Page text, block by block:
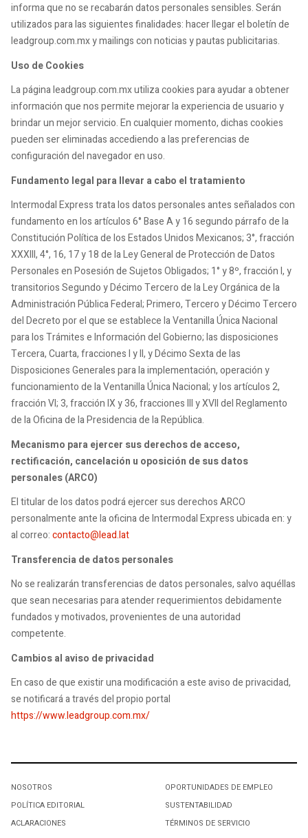
informa que no se recabarán datos personales sensibles. Serán
utilizados para las siguientes finalidades: hacer llegar el boletín de
leadgroup.com.mx y mailings con noticias y pautas publicitarias.
Uso de Cookies
La página leadgroup.com.mx utiliza cookies para ayudar a obtener
información que nos permite mejorar la experiencia de usuario y
brindar un mejor servicio. En cualquier momento, dichas cookies
pueden ser eliminadas accediendo a las preferencias de
configuración del navegador en uso.
Fundamento legal para llevar a cabo el tratamiento
Intermodal Express trata los datos personales antes señalados con
fundamento en los artículos 6° Base A y 16 segundo párrafo de la
Constitución Política de los Estados Unidos Mexicanos; 3°, fracción
XXXIII, 4°, 16, 17 y 18 de la Ley General de Protección de Datos
Personales en Posesión de Sujetos Obligados; 1° y 8º, fracción I, y
transitorios Segundo y Décimo Tercero de la Ley Orgánica de la
Administración Pública Federal; Primero, Tercero y Décimo Tercero
del Decreto por el que se establece la Ventanilla Única Nacional
para los Trámites e Información del Gobierno; las disposiciones
Tercera, Cuarta, fracciones I y II, y Décimo Sexta de las
Disposiciones Generales para la implementación, operación y
funcionamiento de la Ventanilla Única Nacional; y los artículos 2,
fracción VI; 3, fracción IX y 36, fracciones III y XVII del Reglamento
de la Oficina de la Presidencia de la República.
Mecanismo para ejercer sus derechos de acceso,
rectificación, cancelación u oposición de sus datos
personales (ARCO)
El titular de los datos podrá ejercer sus derechos ARCO
personalmente ante la oficina de Intermodal Express ubicada en: y
al correo:contacto@lead.lat
Transferencia de datos personales
No se realizarán transferencias de datos personales, salvo aquéllas
que sean necesarias para atender requerimientos debidamente
fundados y motivados, provenientes de una autoridad
competente.
Cambios al aviso de privacidad
En caso de que existir una modificación a este aviso de privacidad,
se notificará a través del propio portal
https://www.leadgroup.com.mx/
NOSOTROS
POLÍTICA EDITORIAL
ACLARACIONES
OPORTUNIDADES DE EMPLEO
SUSTENTABILIDAD
TÉRMINOS DE SERVICIO